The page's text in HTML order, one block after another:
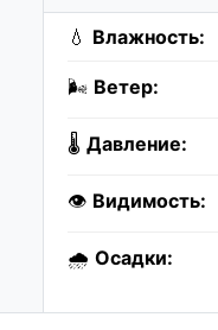
💧 Влажность:
🌬️ Ветер:
🌡️ Давление:
👁️ Видимость:
🌧️ Осадки: